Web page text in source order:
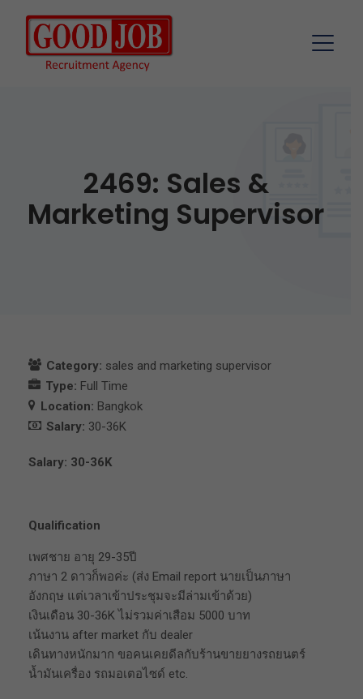
2469: Sales &
Marketing Supervisor
Category: sales and marketing supervisor
Type: Full Time
Location: Bangkok
Salary: 30-36K
Salary: 30-36K
Qualification
เพศชาย อายุ 29-35ปี
ภาษา 2 ดาวก็พอค่ะ (ส่ง Email report นายเป็นภาษา
อังกฤษ แต่เวลาเข้าประชุมจะมีล่ามเข้าด้วย)
เงินเดือน 30-36K ไม่รวมค่าเสือม 5000 บาท
เน้นงาน after market กับ dealer
เดินทางหนักมาก ขอคนเคยดีลกับร้านขายยางรถยนตร์
น้ำมันเครื่อง รถมอเตอไซด์ etc.